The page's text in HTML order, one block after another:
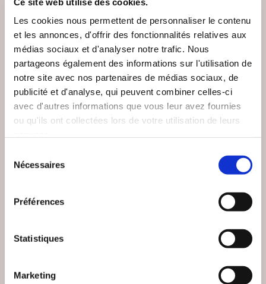
Les cookies nous permettent de personnaliser le contenu
et les annonces, d'offrir des fonctionnalités relatives aux
médias sociaux et d'analyser notre trafic. Nous
partageons également des informations sur l'utilisation de
notre site avec nos partenaires de médias sociaux, de
publicité et d'analyse, qui peuvent combiner celles-ci
avec d'autres informations que vous leur avez fournies
ou qu'ils ont collectées lors de votre utilisation de leurs
Nécessaires
Préférences
Statistiques
Marketing
Anne Réveillion
MA VIE À VOIX NUE
Etienne Brunet
ETHIOPIES 21
LETTRES 1974 - 1976
Autobiographie